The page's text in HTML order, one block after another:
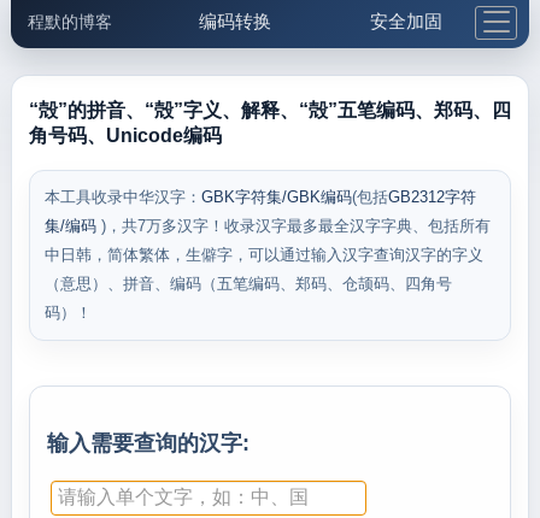
程默的博客 编码转换 安全加固
邮件工具 生活便民 更多工具
“殻”的拼音、“殻”字义、解释、“殻”五笔编码、郑码、四
角号码、Unicode编码
本工具收录中华汉字： GBK字符集/GBK编码(包括GB2312字符
集/编码 )，共7万多汉字！收录汉字最多最全汉字字典、包括所有
中日韩，简体繁体，生僻字，可以通过输入汉字查询汉字的字义
（意思）、拼音、编码（五笔编码、郑码、仓颉码、四角号
码）！
输入需要查询的汉字: